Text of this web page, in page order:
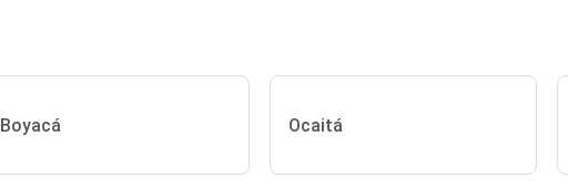
Boyacá Ocaitá